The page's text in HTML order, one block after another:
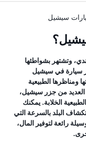
سيشيل
وتشتهر بشواطئها
سيارة في سيشيل
ومناظرها الطبيعية
العديد من جزر سيشيل،
الخلابة. يمكنك
البلد بالسرعة التي
رائعة لتوفير المال،